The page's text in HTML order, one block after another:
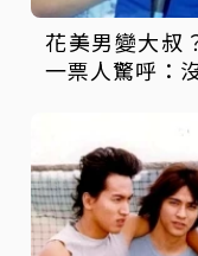
花美男變大叔
一票人驚呼：